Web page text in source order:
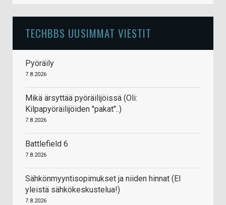
TECHBBS UUSIMMAT VIESTIT
Pyöräily
7.8.2026
Mikä ärsyttää pyöräilijöissä (Oli:
Kilpapyöräilijöiden "pakat"..)
7.8.2026
Battlefield 6
7.8.2026
Sähkönmyyntisopimukset ja niiden hinnat (EI
yleistä sähkökeskustelua!)
7.8.2026